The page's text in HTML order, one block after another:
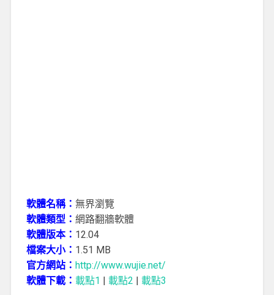
軟體名稱： 無界瀏覽
軟體類型： 網路翻牆軟體
軟體版本： 12.04
檔案大小： 1.51 MB
官方網站： http://www.wujie.net/
軟體下載： 載點1 載點2 載點3